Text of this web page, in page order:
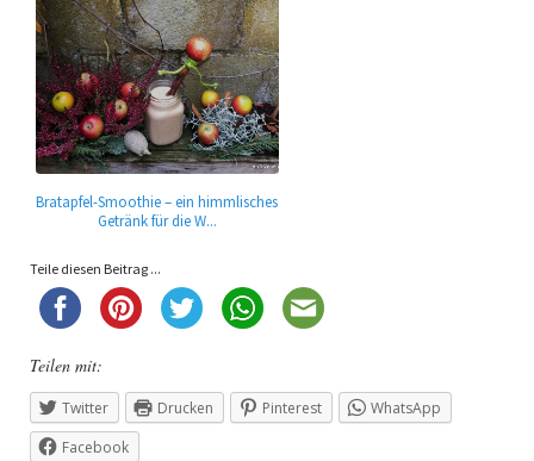
Bratapfel-Smoothie – ein himmlisches
Getränk für die W...
Teile diesen Beitrag ...
Teilen mit:
Twitter Drucken Pinterest
WhatsApp
Facebook